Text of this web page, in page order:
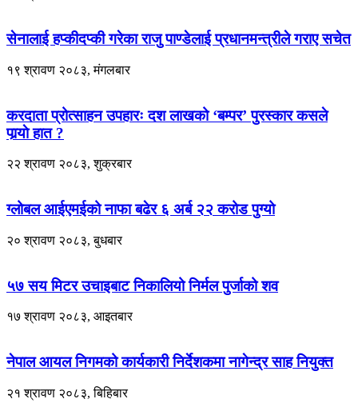
सेनालाई हप्कीदप्की गरेका राजु पाण्डेलाई प्रधानमन्त्रीले गराए सचेत
१९ श्रावण २०८३, मंगलबार
करदाता प्रोत्साहन उपहारः दश लाखको ‘बम्पर’ पुरस्कार कसले
पार्‍याे हात ?
२२ श्रावण २०८३, शुक्रबार
ग्लोबल आईएमईको नाफा बढेर ६ अर्ब २२ करोड पुग्यो
२० श्रावण २०८३, बुधबार
५७ सय मिटर उचाइबाट निकालियो निर्मल पुर्जाको शव
१७ श्रावण २०८३, आइतबार
नेपाल आयल निगमको कार्यकारी निर्देशकमा नागेन्द्र साह नियुक्त
२१ श्रावण २०८३, बिहिबार